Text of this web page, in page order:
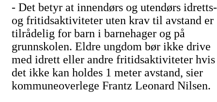
- Det betyr at innendørs og utendørs idretts-
og fritidsaktiviteter uten krav til avstand er
tilrådelig for barn i barnehager og på
grunnskolen. Eldre ungdom bør ikke drive
med idrett eller andre fritidsaktiviteter hvis
det ikke kan holdes 1 meter avstand, sier
kommuneoverlege Frantz Leonard Nilsen.